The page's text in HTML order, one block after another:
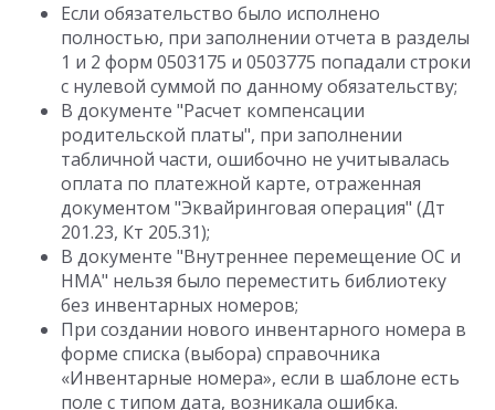
Если обязательство было исполнено
полностью, при заполнении отчета в разделы
1 и 2 форм 0503175 и 0503775 попадали строки
с нулевой суммой по данному обязательству;
В документе "Расчет компенсации
родительской платы", при заполнении
табличной части, ошибочно не учитывалась
оплата по платежной карте, отраженная
документом "Эквайринговая операция" (Дт
201.23, Кт 205.31);
В документе "Внутреннее перемещение ОС и
НМА" нельзя было переместить библиотеку
без инвентарных номеров;
При создании нового инвентарного номера в
форме списка (выбора) справочника
«Инвентарные номера», если в шаблоне есть
поле с типом дата, возникала ошибка.